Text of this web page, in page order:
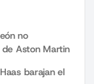
no
Aston Martin
barajan el